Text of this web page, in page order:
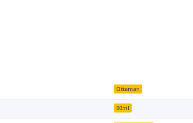
Ottaman
50ml